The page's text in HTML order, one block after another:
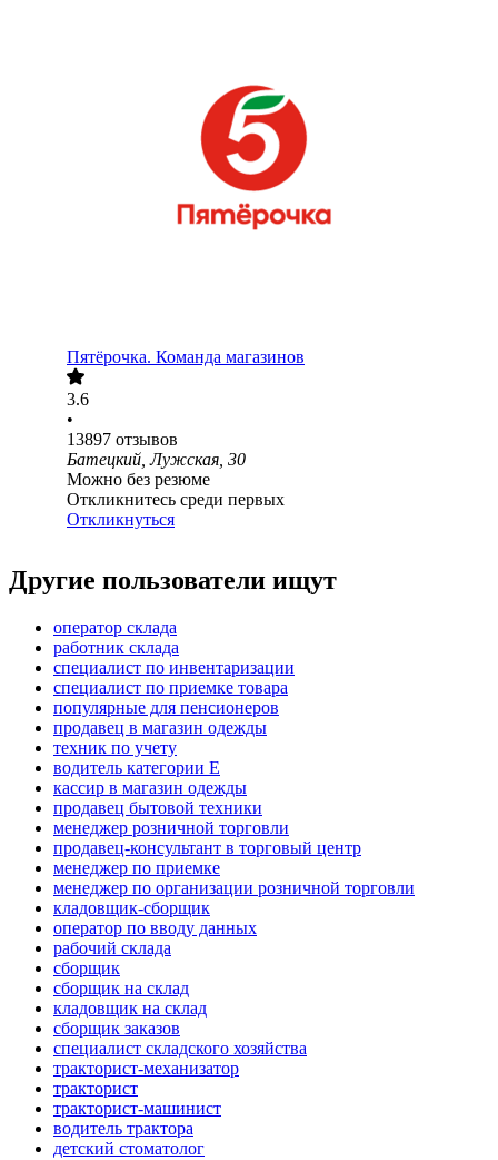
Пятёрочка. Команда магазинов
3.6
•
13897 отзывов
Батецкий, Лужская, 30
Можно без резюме
Откликнитесь среди первых
Откликнуться
Другие пользователи ищут
оператор склада
работник склада
специалист по инвентаризации
специалист по приемке товара
популярные для пенсионеров
продавец в магазин одежды
техник по учету
водитель категории E
кассир в магазин одежды
продавец бытовой техники
менеджер розничной торговли
продавец-консультант в торговый центр
менеджер по приемке
менеджер по организации розничной торговли
кладовщик-сборщик
оператор по вводу данных
рабочий склада
сборщик
сборщик на склад
кладовщик на склад
сборщик заказов
специалист складского хозяйства
тракторист-механизатор
тракторист
тракторист-машинист
водитель трактора
детский стоматолог